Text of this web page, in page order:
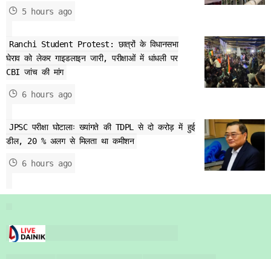
5 hours ago
Ranchi Student Protest: छात्रों के विधानसभा
घेराव को लेकर गाइडलाइन जारी, परीक्षाओं में धांधली पर
CBI जांच की मांग
6 hours ago
JPSC परीक्षा घोटालाः ख्यांगते की TDPL से दो करोड़ में हुई
डील, 20 % अलग से मिलता था कमीशन
6 hours ago